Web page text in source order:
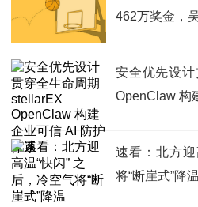
462万奖金，
安全优先设
OpenClaw 构
速看：北方
将“断崖式”降温